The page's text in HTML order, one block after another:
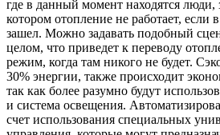
где в данный момент находятся люди,
котором отопление не работает, если
зашел. Можно задавать подобный
целом, что приведет к переводу
режим, когда там никого не будет.
30% энергии, также происходит
так как более разумно будут
и система освещения.
счет использования специальных